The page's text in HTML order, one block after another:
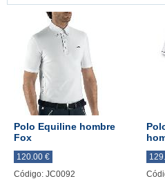
Polo Equiline hombre
Fox
120.00 €
Código: JC0092